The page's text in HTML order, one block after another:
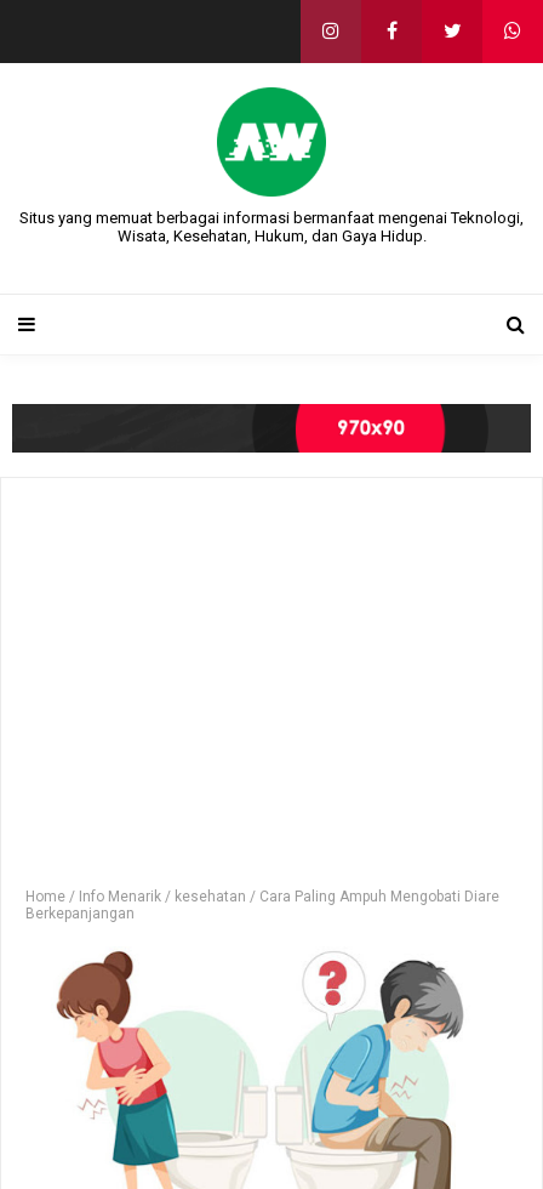
Situs yang memuat berbagai informasi bermanfaat mengenai Teknologi,
Wisata, Kesehatan, Hukum, dan Gaya Hidup.
Home / Info Menarik / kesehatan / Cara Paling Ampuh Mengobati Diare
Berkepanjangan